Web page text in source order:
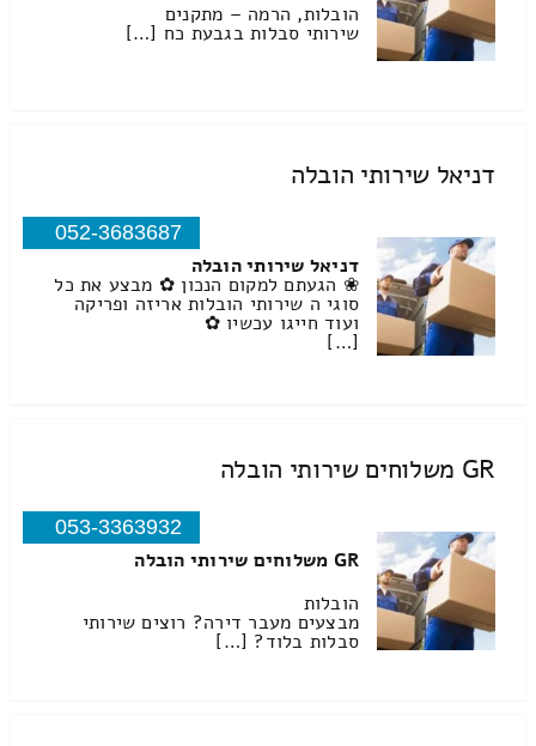
הובלות, הרמה – מתקנים
שירותי סבלות בגבעת כח […]
דניאל שירותי הובלה
052-3683687
דניאל שירותי הובלה
❀ הגעתם למקום הנכון ✿ מבצע את כל
סוגי ה שירותי הובלות אריזה ופריקה
ועוד חייגו עכשיו ✿
[…]
GR משלוחים שירותי הובלה
053-3363932
GR משלוחים שירותי הובלה
הובלות
מבצעים מעבר דירה? רוצים שירותי
סבלות בלוד? […]